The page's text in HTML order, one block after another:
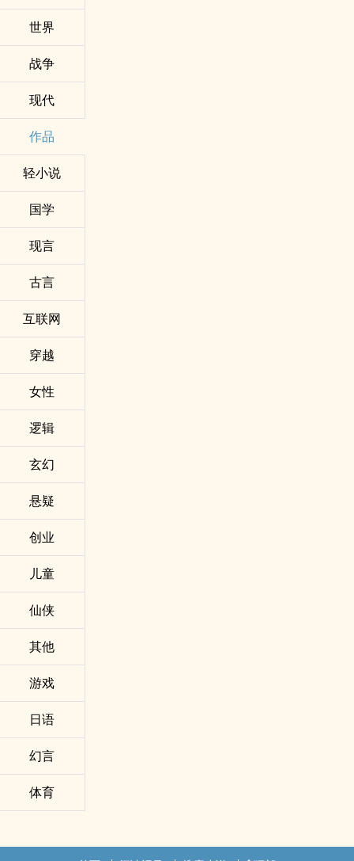
世界
战争
现代
作品
轻小说
国学
现言
古言
互联网
穿越
女性
逻辑
玄幻
悬疑
创业
儿童
仙侠
其他
游戏
日语
幻言
体育